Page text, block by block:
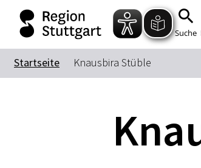
Suche
Startseite Knausbira Stüble